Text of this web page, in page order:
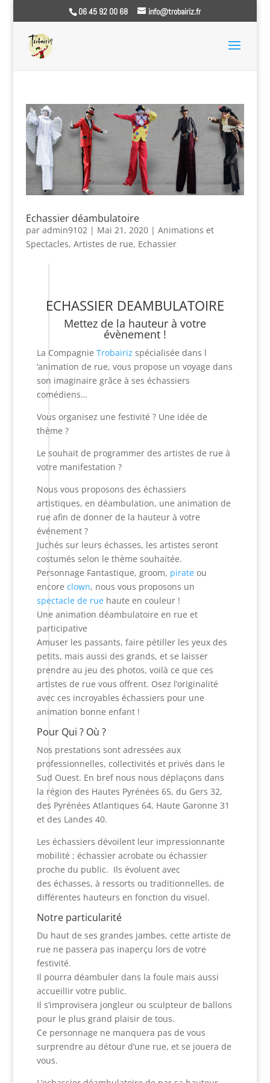
06 45 92 00 68 info@trobairiz.fr
Echassier déambulatoire
par admin9102 | Mai 21, 2020| Animations et
Spectacles, Artistes de rue, Echassier
ECHASSIER DEAMBULATOIRE
Mettez de la hauteur à votre
évènement !
La Compagnie Trobairiz spécialisée dans l
‘animation de rue, vous propose un voyage dans
son imaginaire grâce à ses échassiers
comédiens…
Vous organisez une festivité ? Une idée de
thème ?
Le souhait de programmer des artistes de rue à
votre manifestation ?
Nous vous proposons des échassiers
artistiques, en déambulation, une animation de
rue afin de donner de la hauteur à votre
événement ?
Juchés sur leurs échasses, les artistes seront
costumés selon le thème souhaitée.
Personnage Fantastique, groom, pirateou
encore clown, nous vous proposons un
spectacle de ruehaute en couleur !
Une animation déambulatoire en rue et
participative
Amuser les passants, faire pétiller les yeux des
petits, mais aussi des grands, et se laisser
prendre au jeu des photos, voilà ce que ces
artistes de rue vous offrent. Osez l’originalité
avec ces incroyables échassiers pour une
animation bonne enfant !
Pour Qui ? Où ?
Nos prestations sont adressées aux
professionnelles, collectivités et privés dans le
Sud Ouest. En bref nous nous déplaçons dans
la région des Hautes Pyrénées 65, du Gers 32,
des Pyrénées Atlantiques 64, Haute Garonne 31
et des Landes 40.
Les échassiers dévoilent leur impressionnante
mobilité ; échassier acrobate ou échassier
proche du public. Ils évoluent avec
des échasses, à ressorts ou traditionnelles, de
différentes hauteurs en fonction du visuel.
Notre particularité
Du haut de ses grandes jambes, cette artiste de
rue ne passera pas inaperçu lors de votre
festivité.
Il pourra déambuler dans la foule mais aussi
accueillir votre public.
Il s’improvisera jongleur ou sculpteur de ballons
pour le plus grand plaisir de tous.
Ce personnage ne manquera pas de vous
surprendre au détour d’une rue, et se jouera de
vous.